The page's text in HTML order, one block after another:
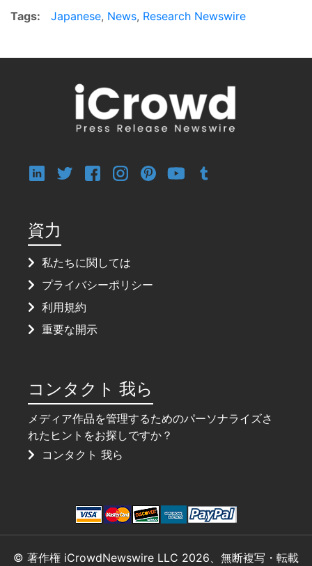
Tags:
Japanese, News, Research Newswire
資力
私たちに関しては
プライバシーポリシー
利用規約
重要な開示
コンタクト 我ら
メディア作品を管理するためのパーソナライズさ
れたヒントをお探しですか？
コンタクト 我ら
© 著作権 iCrowdNewswire LLC 2026、無断複写・転載